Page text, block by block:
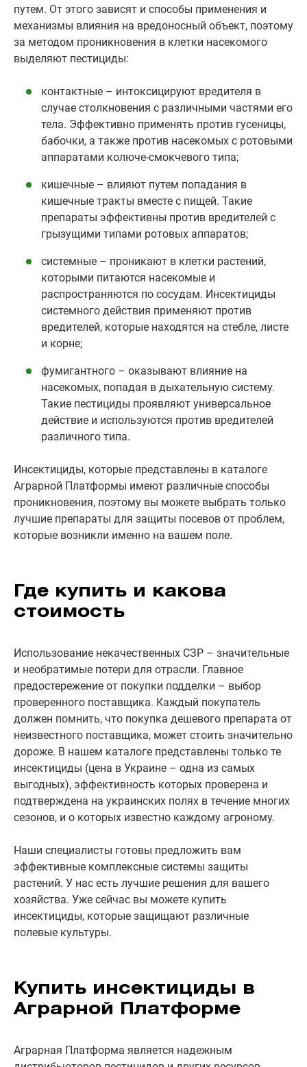
путем. От этого зависят и способы применения и
механизмы влияния на вредоносный объект, поэтому
за методом проникновения в клетки насекомого
выделяют пестициды:
контактные – интоксицируют вредителя в
случае столкновения с различными частями его
тела. Эффективно применять против гусеницы,
бабочки, а также против насекомых с ротовыми
аппаратами колюче-смокчевого типа;
кишечные – влияют путем попадания в
кишечные тракты вместе с пищей. Такие
препараты эффективны против вредителей с
грызущими типами ротовых аппаратов;
системные – проникают в клетки растений,
которыми питаются насекомые и
распространяются по сосудам. Инсектициды
системного действия применяют против
вредителей, которые находятся на стебле, листе
и корне;
фумигантного – оказывают влияние на
насекомых, попадая в дыхательную систему.
Такие пестициды проявляют универсальное
действие и используются против вредителей
различного типа.
Инсектициды, которые представлены в каталоге
Аграрной Платформы имеют различные способы
проникновения, поэтому вы можете выбрать только
лучшие препараты для защиты посевов от проблем,
которые возникли именно на вашем поле.
Где купить и какова
стоимость
Использование некачественных СЗР – значительные
и необратимые потери для отрасли. Главное
предостережение от покупки подделки – выбор
проверенного поставщика. Каждый покупатель
должен помнить, что покупка дешевого препарата от
неизвестного поставщика, может стоить значительно
дороже. В нашем каталоге представлены только те
инсектициды (цена в Украине – одна из самых
выгодных), эффективность которых проверена и
подтверждена на украинских полях в течение многих
сезонов, и о которых известно каждому агроному.
Наши специалисты готовы предложить вам
эффективные комплексные системы защиты
растений. У нас есть лучшие решения для вашего
хозяйства. Уже сейчас вы можете купить
инсектициды, которые защищают различные
полевые культуры.
Купить инсектициды в
Аграрной Платформе
Аграрная Платформа является надежным